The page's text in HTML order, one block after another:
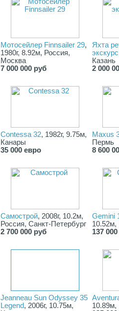
Мотосейлер Finnsailer 29,
1980г, 8.92м, Россия,
Москва
7 000 000 руб
Яхта
Казань
2 000
Contessa 32, 1982г, 9.75м,
Канары
35 000 евро
Maxus
Пермь
8 600
Самострой, 2008г, 10.2м,
Россия, Санкт-Петербург
2 700 000 руб
Gemini
10.52м,
137
Jeanneau Sun Odyssey 35
Legend, 2006г, 10.75м,
10.89м,